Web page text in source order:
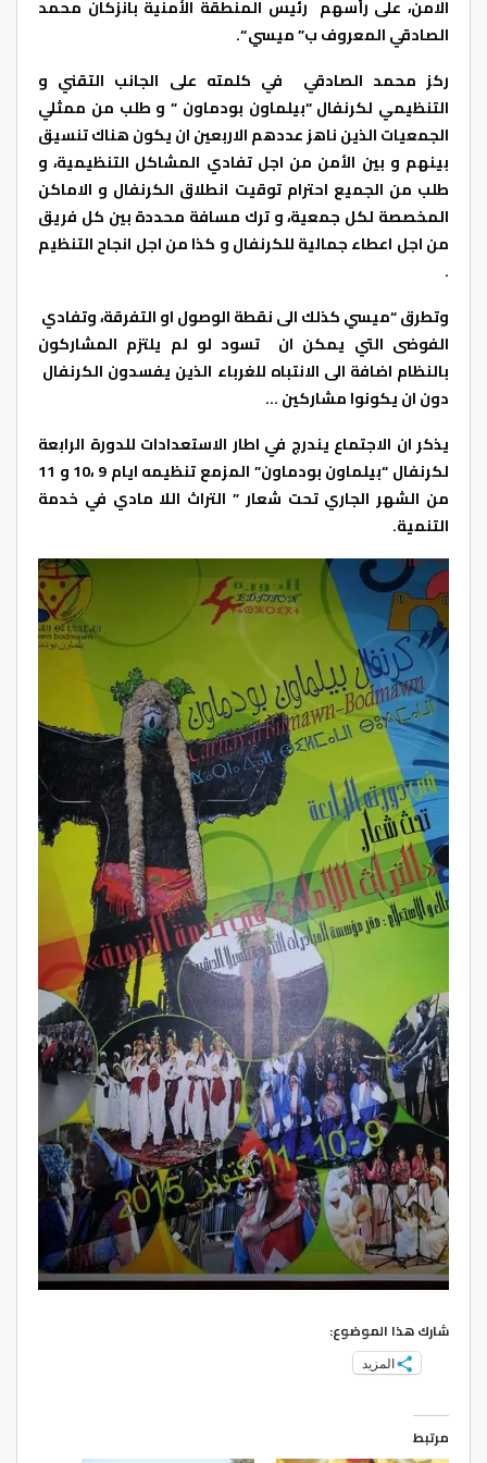
الامن، على رأسهم رئيس المنطقة الأمنية بانزكان محمد
الصادقي المعروف ب” ميسي“.
ركز محمد الصادقي في كلمته على الجانب التقني و
التنظيمي لكرنفال “بيلماون بودماون ” و طلب من ممثلي
الجمعيات الذين ناهز عددهم الاربعين ان يكون هناك تنسيق
بينهم و بين الأمن من اجل تفادي المشاكل التنظيمية، و
طلب من الجميع احترام توقيت انطلاق الكرنفال و الاماكن
المخصصة لكل جمعية، و ترك مسافة محددة بين كل فريق
من اجل اعطاء جمالية للكرنفال و كذا من اجل انجاح التنظيم
.
وتطرق “ميسي كذلك الى نقطة الوصول او التفرقة، وتفادي
الفوضى التي يمكن ان تسود لو لم يلتزم المشاركون
بالنظام اضافة الى الانتباه للغرباء الذين يفسدون الكرنفال
دون ان يكونوا مشاركين …
يذكر ان الاجتماع يندرج في اطار الاستعدادات للدورة الرابعة
لكرنفال “بيلماون بودماون” المزمع تنظيمه ايام 9 ،10 و 11
من الشهر الجاري تحت شعار ” التراث اللا مادي في خدمة
التنمية.
شارك هذا الموضوع:
المزيد
مرتبط